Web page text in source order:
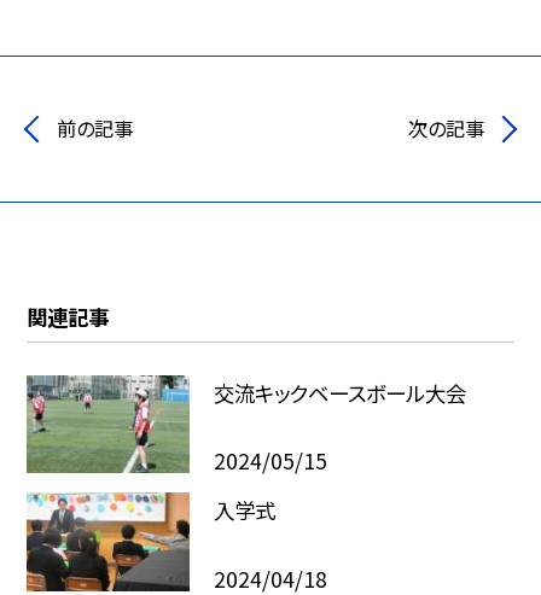
前の記事 次の記事
関連記事
交流キックベースボール大会
2024/05/15
入学式
2024/04/18